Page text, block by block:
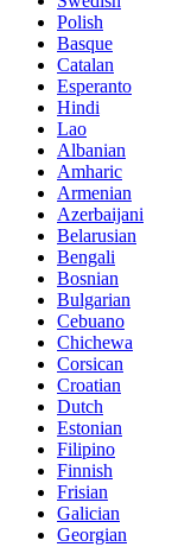
Polish
Basque
Catalan
Esperanto
Hindi
Lao
Albanian
Amharic
Armenian
Azerbaijani
Belarusian
Bengali
Bosnian
Bulgarian
Cebuano
Chichewa
Corsican
Croatian
Dutch
Estonian
Filipino
Finnish
Frisian
Galician
Georgian